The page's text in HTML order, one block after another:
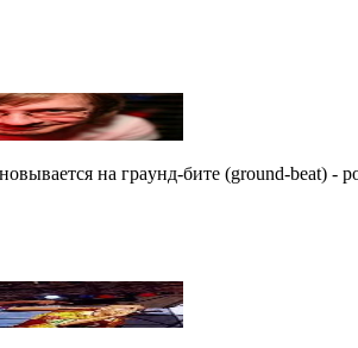
на гpаyнд-бите (ground-beat)